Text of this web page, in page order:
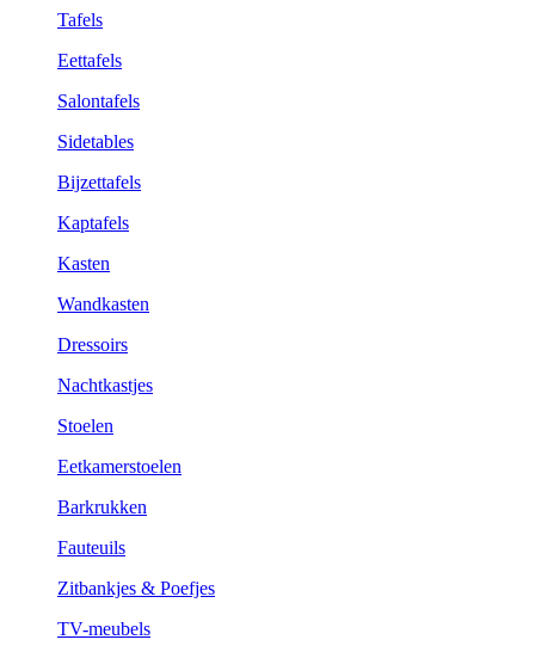
Tafels
Eettafels
Salontafels
Sidetables
Bijzettafels
Kaptafels
Kasten
Wandkasten
Dressoirs
Nachtkastjes
Stoelen
Eetkamerstoelen
Barkrukken
Fauteuils
Zitbankjes & Poefjes
TV-meubels